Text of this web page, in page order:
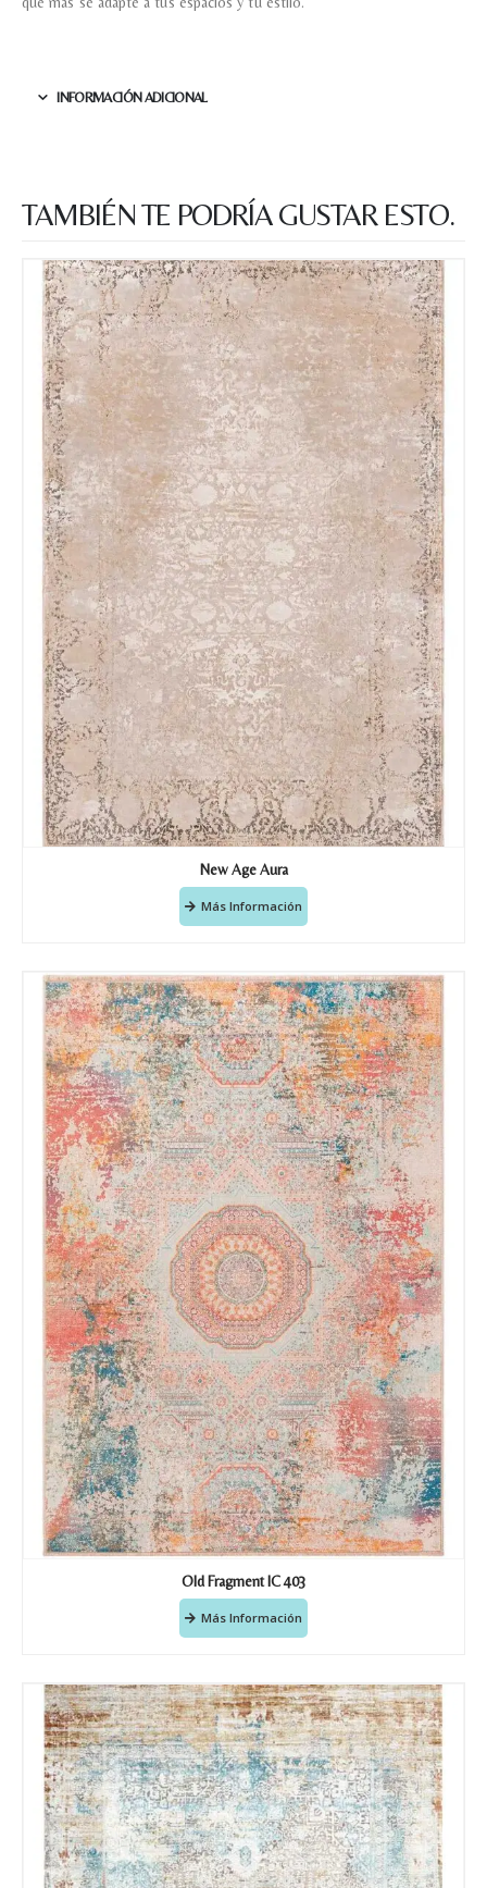
INFORMACIÓN ADICIONAL
TAMBIÉN TE PODRÍA GUSTAR ESTO.
New Age Aura
Más Información
Old Fragment IC 403
Más Información